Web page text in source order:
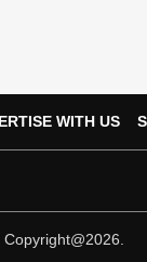
WITH US
Copyright@2026.